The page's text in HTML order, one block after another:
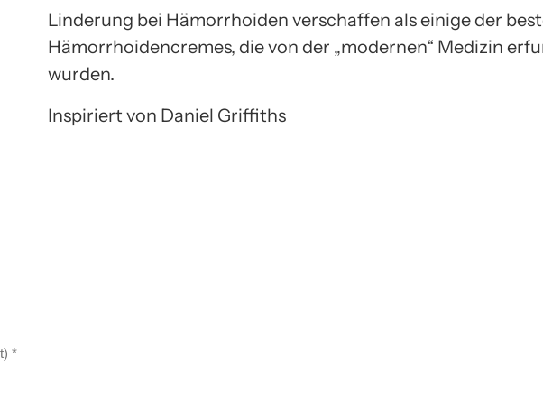
Linderung bei Hämorrhoiden verschaffen als einige der
Hämorrhoidencremes, die von der „modernen“ Medizin
wurden.
Inspiriert von Daniel Griffiths